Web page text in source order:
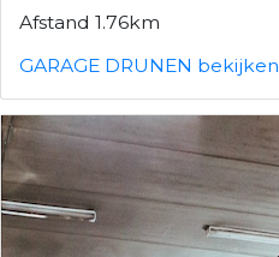
Afstand 1.76km
GARAGE DRUNEN bekijken